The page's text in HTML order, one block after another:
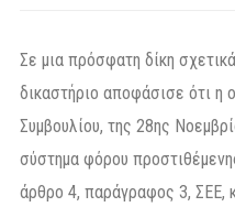
Σε μια πρόσφατη δίκη
δικαστήριο αποφάσισε ότι η
Συμβουλίου, της 28ης
σύστημα φόρου
άρθρο 4, παράγραφος 3, ΣΕΕ,